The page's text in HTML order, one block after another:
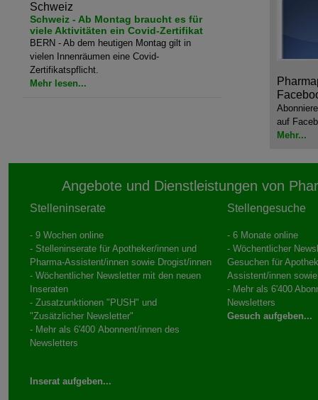
Schweiz
Schweiz - Ab Montag braucht es für
viele Aktivitäten ein Covid-Zertifikat
BERN - Ab dem heutigen Montag gilt in
vielen Innenräumen eine Covid-
Zertifikatspflicht.
Mehr lesen...
auf
Mehr...
Angebote und Dienstleistungen von
Stelleninserate
- 9 Wochen online
- Stelleninserate für Apotheker/innen und
Pharma-Assistent/innen sowie Drogist/innen
- Wöchentlicher Newsletter mit den neuen
Inseraten
- Zusatzunktionen "PUSH" und
"Zusätzlicher Newsletter"
- Mehr als 6'400 Abonnent/innen des
Newsletters
Inserat aufgeben...
Stellengesuche
- 6 Monate online
- Wöchentlicher
Gesuchen für
Assistent/innen
- Mehr als 6'400
Newsletters
Gesuch aufgeben...